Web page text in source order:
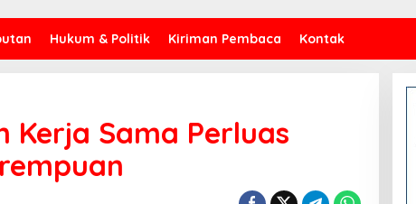
Hukum & Politik Kiriman Pembaca Kontak
Kerja Sama Perluas